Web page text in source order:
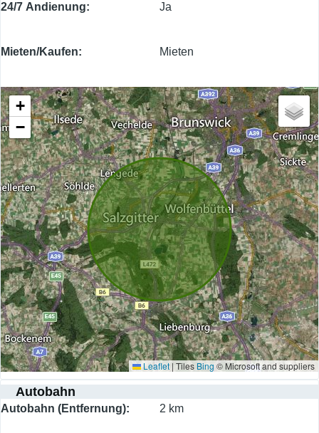
24/7 Andienung Ja
Mieten/Kaufen Mieten
+
−
Leaflet | Tiles Bing © Microsoft and suppliers
Autobahn
Autobahn (Entfernung) 2 km